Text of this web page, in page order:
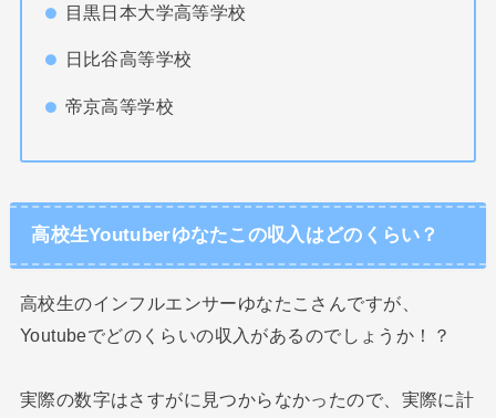
目黒日本大学高等学校
日比谷高等学校
帝京高等学校
高校生Youtuberゆなたこの収入はどのくらい？
高校生のインフルエンサーゆなたこさんですが、
Youtubeでどのくらいの収入があるのでしょうか！？
実際の数字はさすがに見つからなかったので、実際に計